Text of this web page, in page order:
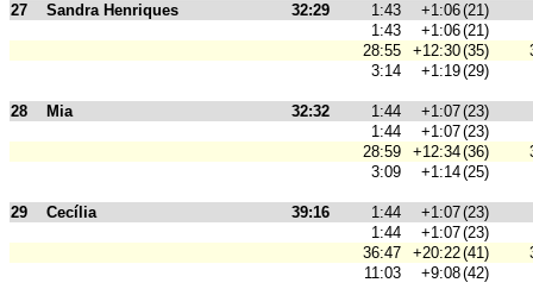
27 Sandra Henriques 32:29 1:43 +1:06(21)
1:43
+1:06(21)
28:55
+12:30(35)
3:14
+1:19(29)
28 Mia 32:32 1:44 +1:07(23)
1:44
+1:07(23)
28:59
+12:34(36)
3:09
+1:14(25)
29 Cecília 39:16 1:44 +1:07(23)
1:44
+1:07(23)
36:47
+20:22(41)
11:03
+9:08(42)